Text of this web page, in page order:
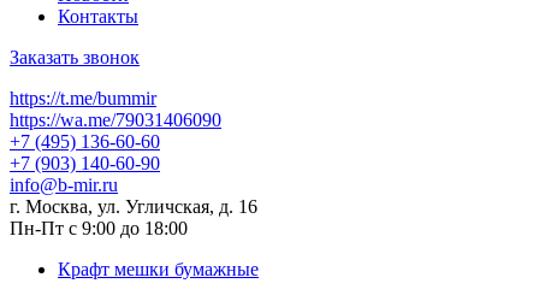
Контакты
Заказать звонок
https://t.me/bummir
https://wa.me/79031406090
+7 (495) 136-60-60
+7 (903) 140-60-90
info@b-mir.ru
г. Москва, ул. Угличская, д. 16
Пн-Пт с 9:00 до 18:00
Крафт мешки бумажные